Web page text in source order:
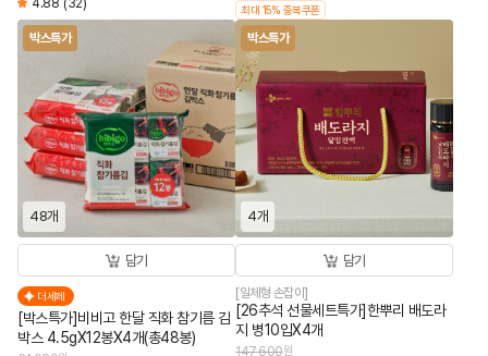
4.88 (32)
최대 15% 중복쿠폰
박스특가
48개
담기
더세페
[박스특가]비비고 한달 직화 참기름 김
박스 4.5gX12봉X4개(총48봉)
박스특가
4개
담기
[일체형 손잡이]
[26추석 선물세트특가]한뿌리 배도라
지 병10입X4개
147,600원